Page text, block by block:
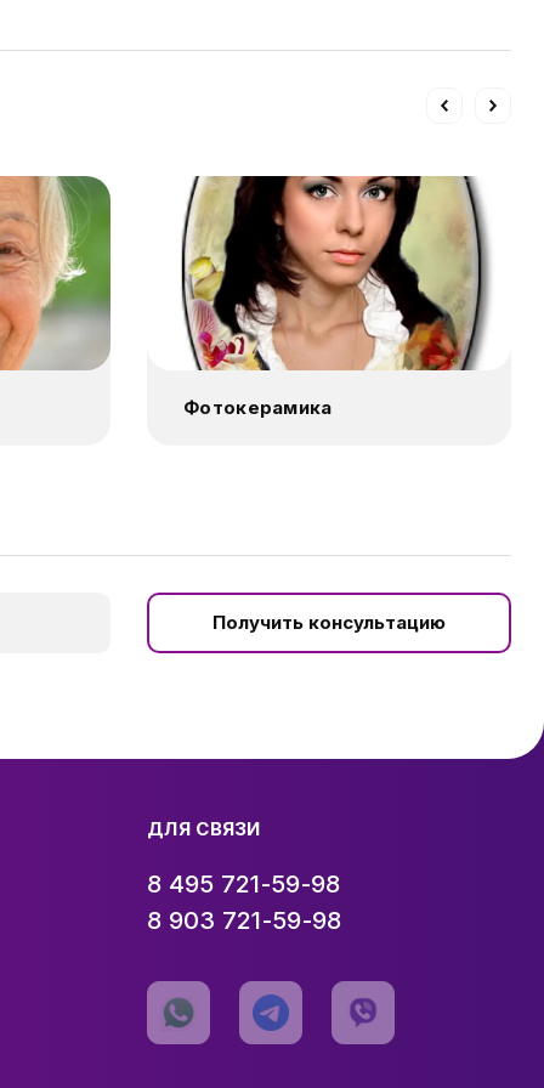
Фотокерамика
Получить консультацию
ДЛЯ СВЯЗИ
8 495 721-59-98
8 903 721-59-98